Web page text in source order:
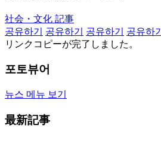
社会・文化 記事
공유하기
공유하기 공유하기 공유하기
リンクコピーが完了しました。
포토뷰어
뉴스 메뉴 보기
最新記事